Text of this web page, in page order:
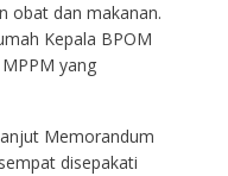
obat dan makanan.
Kepala BPOM
yang
Memorandum
disepakati